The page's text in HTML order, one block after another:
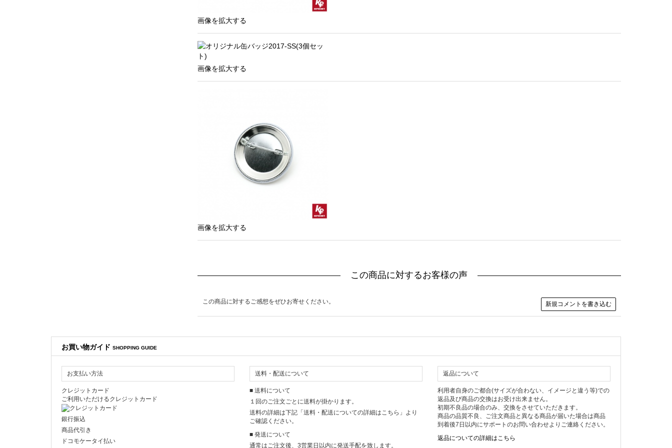
画像を拡大する
画像を拡大する
画像を拡大する
この商品に対するお客様の声
この商品に対するご感想をぜひお寄せください。 新規コメントを書き込む
お買い物ガイド SHOPPING GUIDE
お支払い方法
クレジットカード
ご利用いただけるクレジットカード
銀行振込
商品代引き
ドコモケータイ払い
送料・配送について
■ 送料について
１回のご注文ごとに送料が掛かります。
送料の詳細は下記「送料・配送についての詳細はこちら」より
ご確認ください。
■ 発送について
通常はご注文後、3営業日以内に発送手配を致します。
返品について
利用者自身のご都合(サイズが合わない、イメージと違う等)での
返品及び商品の交換はお受け出来ません。
初期不良品の場合のみ、交換をさせていただきます。
商品の品質不良、ご注文商品と異なる商品が届いた場合は商品
到着後7日以内にサポートのお問い合わせよりご連絡ください。
返品についての詳細はこちら